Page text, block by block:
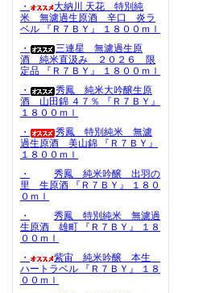
・
大納川 天花 特別純
米 無濾過生原酒 辛口 炎ラ
ベル 『Ｒ７ＢＹ』 １８００ｍｌ
・
三連星 無濾過生原
酒 純米直汲み ２０２６ 限
定品 『Ｒ７ＢＹ』 １８００ｍｌ
・
秀鳳 純米大吟醸生原
酒 山田錦 ４７％ 『Ｒ７ＢＹ』
１８００ｍｌ
・
秀鳳 特別純米 無濾
過生原酒 美山錦 『Ｒ７ＢＹ』
１８００ｍｌ
・
秀鳳 純米吟醸 出羽の
里 生原酒 『Ｒ７ＢＹ』 １８０
０ｍｌ
・
秀鳳 特別純米 無濾過
生原酒 雄町 『Ｒ７ＢＹ』 １８
００ｍｌ
・
紫宙 純米吟醸 本生
ハートラベル 『Ｒ７ＢＹ』 １８
００ｍｌ